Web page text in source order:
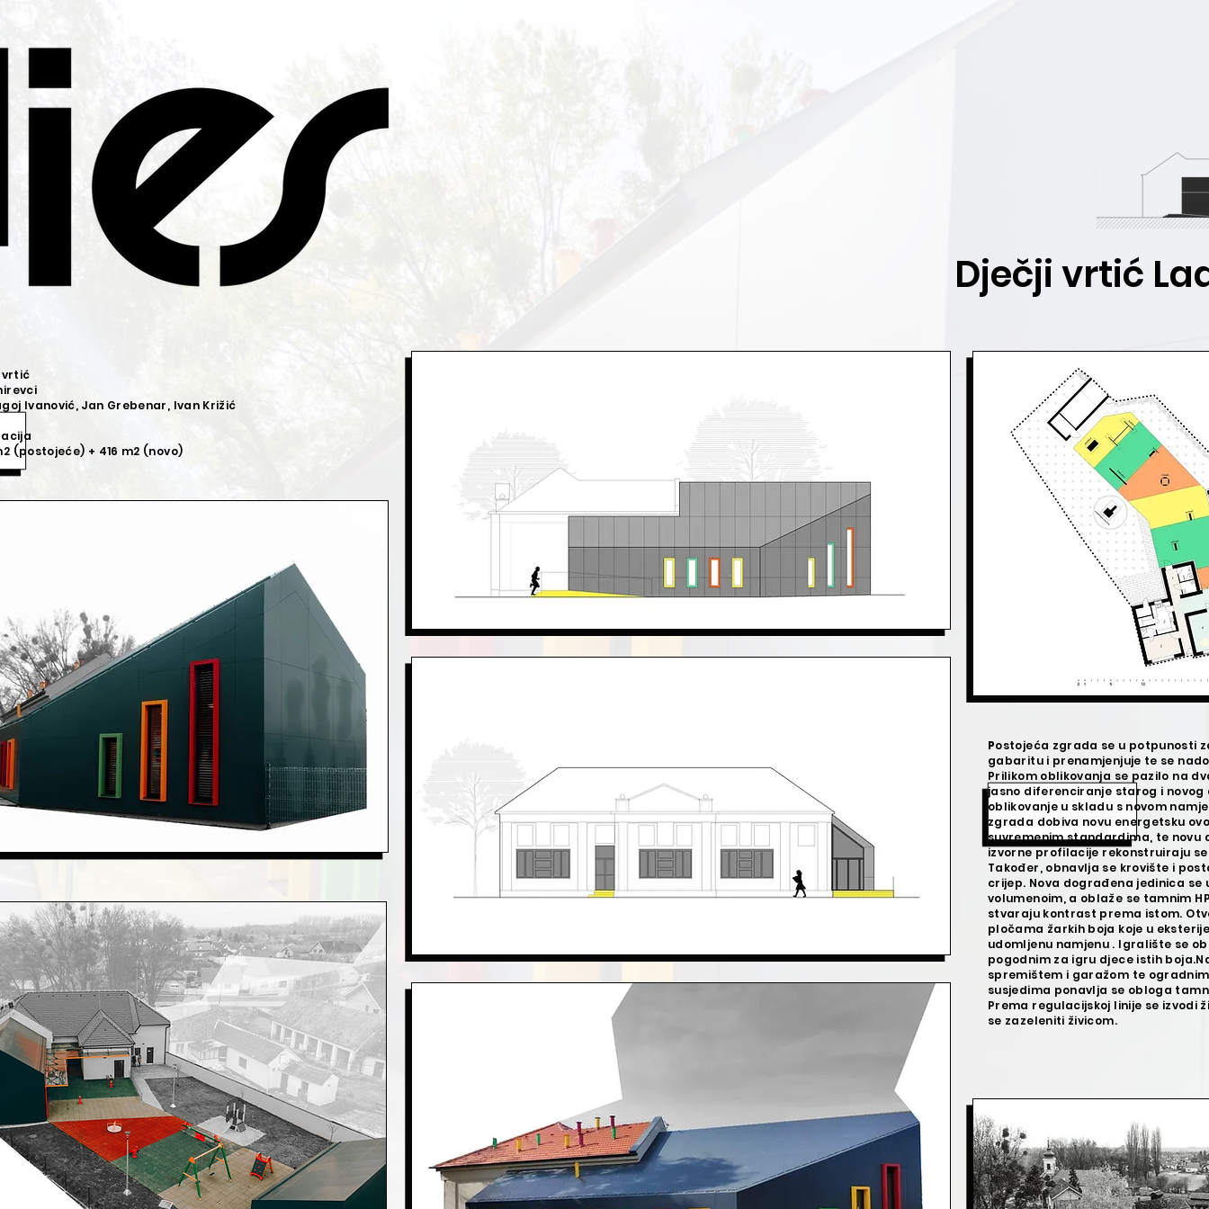
Dječji vrtić
vrtić
Ivanović, Jan Grebenar, Ivan Križić
(postojeće) + 416 m2 (novo)
Postojeća zgrada se u potpunosti
gabaritu i prenamjenjuje te se
Prilikom oblikovanja se pazilo na
jasno diferenciranje starog i
oblikovanje u skladu s novom
zgrada dobiva novu energetsku
suvremenim standardima, te novu
izvorne profilacije rekonstruiraju se
Također, obnavlja se krovište i
crijep. Nova dograđena jedinica se
volumenoim, a oblaže se tamnim
stvaraju kontrast prema istom.
pločama žarkih boja koje u
udomljenu namjenu . Igralište se
pogodnim za igru djece istih
spremištem i garažom te
susjedima ponavlja se obloga
Prema regulacijskoj linije se izvodi
se zazeleniti živicom.